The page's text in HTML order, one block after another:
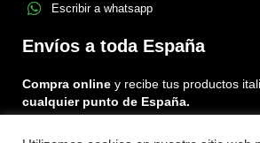
Escribir a whatsapp
Envíos a toda España
Compra online y recibe tus productos
cualquier punto de España.